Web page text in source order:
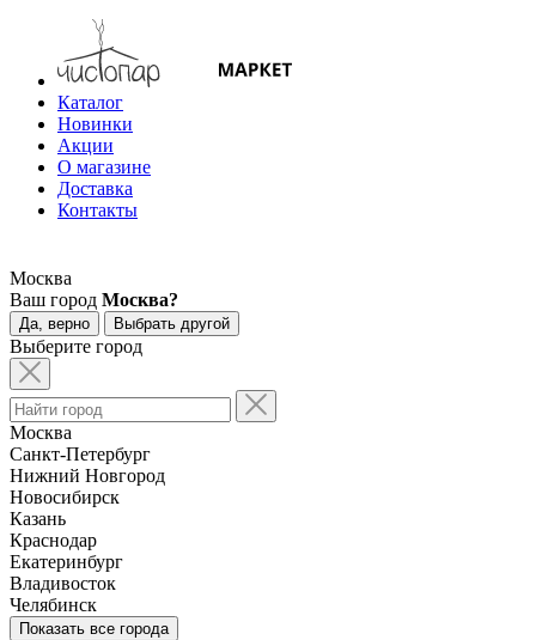
Каталог
Новинки
Акции
О магазине
Доставка
Контакты
Москва
Ваш город Москва?
Да, верно Выбрать другой
Выберите город
Москва
Санкт-Петербург
Нижний Новгород
Новосибирск
Казань
Краснодар
Екатеринбург
Владивосток
Челябинск
Показать все города